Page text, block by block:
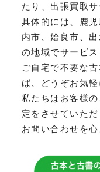
たり、 出張買取
具体的には、鹿
内市、姶良市、
の地域でサービス
ご自宅で不要な
ば、どうぞお気軽
私たちはお客様
定をさせていただ
お問い合わせを